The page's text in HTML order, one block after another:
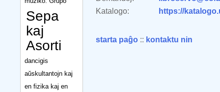
Sepa
kaj
Asorti
dancigis
aŭskultantojn kaj
en fizika kaj en
Katalogo:
https://
starta paĝo :: kontaktu nin